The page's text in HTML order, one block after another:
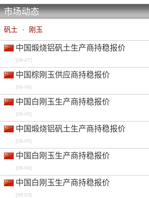
- - 0.00%
白刚玉 99%min F36 中国离岸
市场动态
矾土 · 刚玉
中国煅烧铝矾土生产商持稳报价
[08-07]
中国棕刚玉供应商持稳报价
[08-06]
中国白刚玉生产商持稳报价
[08-06]
中国煅烧铝矾土生产商持稳报价
[08-05]
中国白刚玉生产商持稳报价
[08-04]
中国白刚玉生产商持稳报价
[08-03]